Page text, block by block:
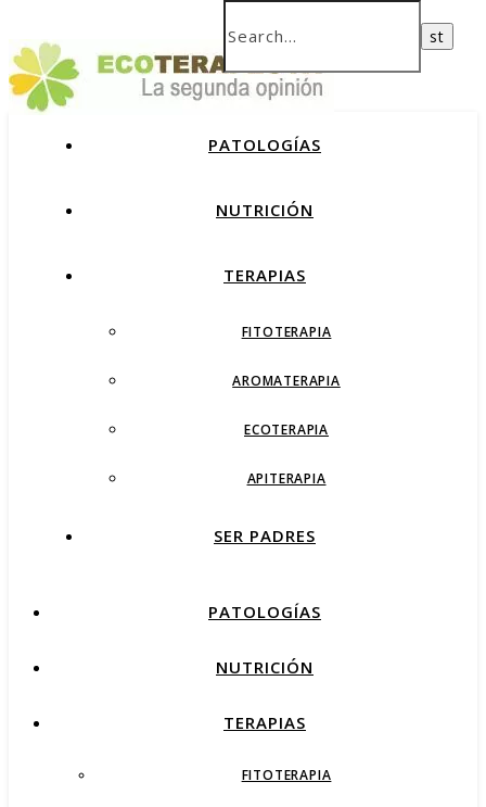
PATOLOGÍAS
NUTRICIÓN
TERAPIAS
FITOTERAPIA
AROMATERAPIA
ECOTERAPIA
APITERAPIA
SER PADRES
PATOLOGÍAS
NUTRICIÓN
TERAPIAS
FITOTERAPIA